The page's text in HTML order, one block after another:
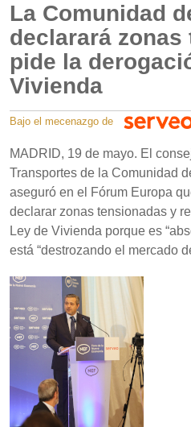
La Comunidad
declarará
pide la
Vivienda
Bajo el mecenazgo de
MADRID, 19 de mayo. El
Transportes de la Comunidad
aseguró en el Fórum Europa
declarar zonas tensionadas y
Ley de Vivienda porque es
está “destrozando el mercado